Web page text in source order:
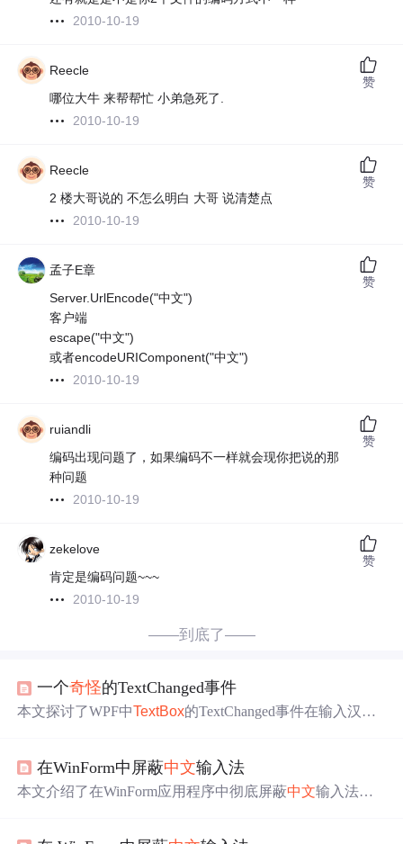
2010-10-19
Reecle
哪位大牛 来帮帮忙 小弟急死了.
2010-10-19
赞
Reecle
2 楼大哥说的 不怎么明白 大哥 说清楚点
2010-10-19
赞
孟子E章
Server.UrlEncode("中文")
客户端
escape("中文")
或者encodeURIComponent("中文")
2010-10-19
赞
ruiandli
编码出现问题了，如果编码不一样就会现你把说的那
种问题
2010-10-19
赞
zekelove
肯定是编码问题~~~
2010-10-19
赞
——到底了——
一个奇怪的TextChanged事件
本文探讨了WPF中TextBox的TextChanged事件在输入汉字
发。在WinForm中屏蔽中文输入法
本文介绍了在WinForm应用程序中彻底屏蔽中文输入法的